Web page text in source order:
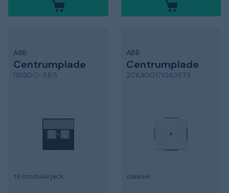
ABB
Centrumplade
1819DC-885
til modularjack
ABB
Centrumplade
2CKA001710A3873
dæksel